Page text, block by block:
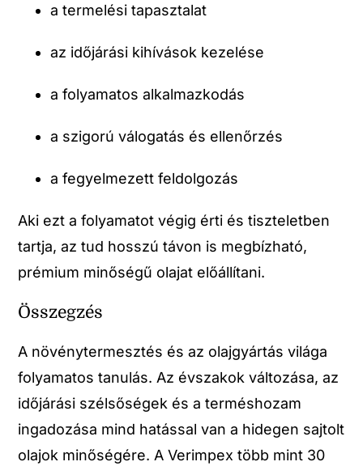
a termelési tapasztalat
az időjárási kihívások kezelése
a folyamatos alkalmazkodás
a szigorú válogatás és ellenőrzés
a fegyelmezett feldolgozás
Aki ezt a folyamatot végig érti és tiszteletben
tartja, az tud hosszú távon is megbízható,
prémium minőségű olajat előállítani.
Összegzés
A növénytermesztés és az olajgyártás világa
folyamatos tanulás. Az évszakok változása, az
időjárási szélsőségek és a terméshozam
ingadozása mind hatással van a hidegen sajtolt
olajok minőségére. A Verimpex több mint 30